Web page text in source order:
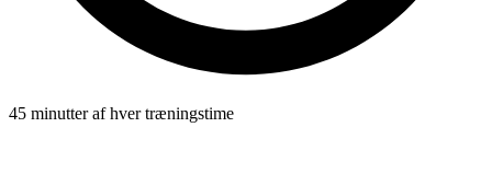
45 minutter af hver træningstime